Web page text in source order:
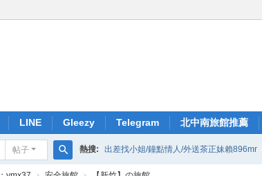
LINE Gleezy Telegram 北中南旅館推薦
帖子
搜
熱搜: 出差找小姐/鐘點情人/外送茶正妹賴896mr